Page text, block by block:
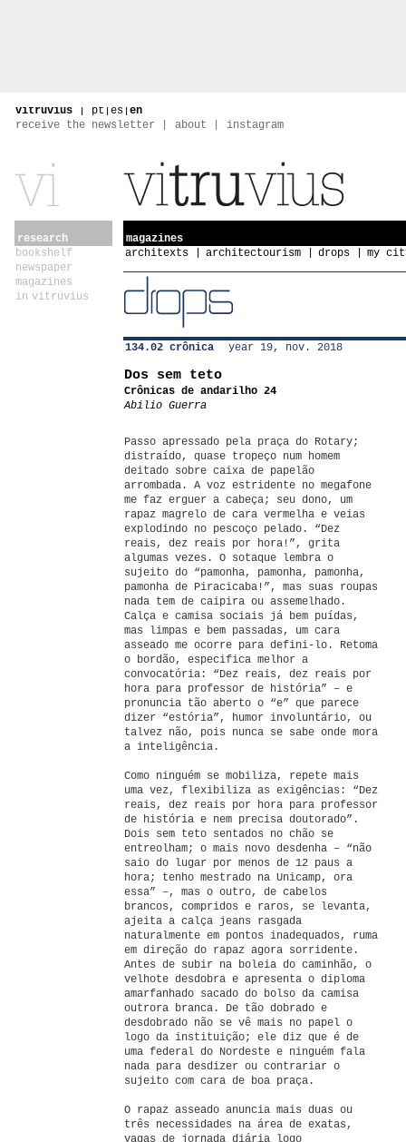
vitruvius | pt | es | en
receive the newsletter
about instagram
research
bookshelf
newspaper
magazines
in vitruvius
magazines
architexts
architectourism drops my
134.02 crônica year 19, nov. 2018
Dos sem teto
Crônicas de andarilho 24
Abilio Guerra
Passo apressado pela praça do Rotary;
distraído, quase tropeço num homem
deitado sobre caixa de papelão
arrombada. A voz estridente no megafone
me faz erguer a cabeça; seu dono, um
rapaz magrelo de cara vermelha e veias
explodindo no pescoço pelado. “Dez
reais, dez reais por hora!”, grita
algumas vezes. O sotaque lembra o
sujeito do “pamonha, pamonha, pamonha,
pamonha de Piracicaba!”, mas suas roupas
nada tem de caipira ou assemelhado.
Calça e camisa sociais já bem puídas,
mas limpas e bem passadas, um cara
asseado me ocorre para defini-lo. Retoma
o bordão, especifica melhor a
convocatória: “Dez reais, dez reais por
hora para professor de história” – e
pronuncia tão aberto o “e” que parece
dizer “estória”, humor involuntário, ou
talvez não, pois nunca se sabe onde mora
a inteligência.
Como ninguém se mobiliza, repete mais
uma vez, flexibiliza as exigências: “Dez
reais, dez reais por hora para professor
de história e nem precisa doutorado”.
Dois sem teto sentados no chão se
entreolham; o mais novo desdenha – “não
saio do lugar por menos de 12 paus a
hora; tenho mestrado na Unicamp, ora
essa” –, mas o outro, de cabelos
brancos, compridos e raros, se levanta,
ajeita a calça jeans rasgada
naturalmente em pontos inadequados, ruma
em direção do rapaz agora sorridente.
Antes de subir na boleia do caminhão, o
velhote desdobra e apresenta o diploma
amarfanhado sacado do bolso da camisa
outrora branca. De tão dobrado e
desdobrado não se vê mais no papel o
logo da instituição; ele diz que é de
uma federal do Nordeste e ninguém fala
nada para desdizer ou contrariar o
sujeito com cara de boa praça.
O rapaz asseado anuncia mais duas ou
três necessidades na área de exatas,
vagas de jornada diária logo